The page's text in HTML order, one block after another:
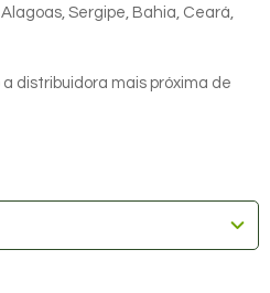
Sergipe, Bahia, Ceará,
distribuidora mais próxima de